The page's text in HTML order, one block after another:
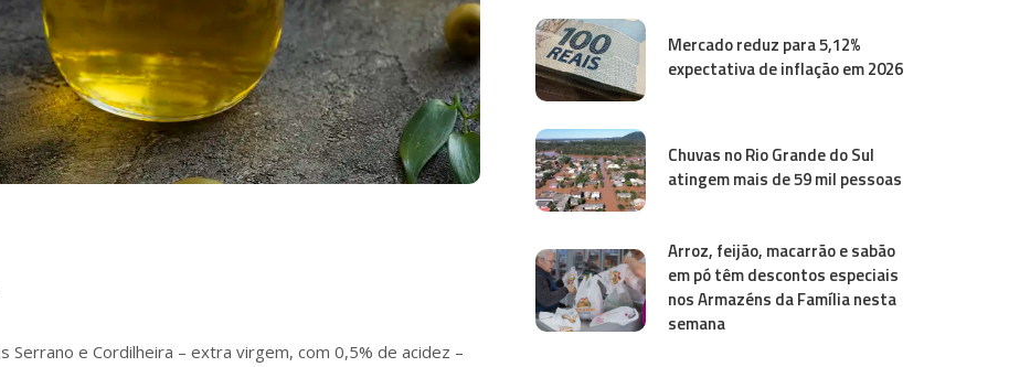
e Cordilheira – extra virgem, com 0,5% de acidez –
Mercado reduz para 5,12%
expectativa de inflação em 2026
Chuvas no Rio Grande do Sul
atingem mais de 59 mil pessoas
Arroz, feijão, macarrão e sabão
em pó têm descontos especiais
nos Armazéns da Família nesta
semana